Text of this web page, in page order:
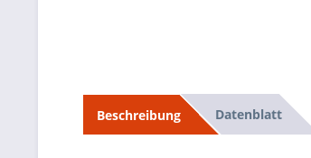
Beschreibung Datenblatt